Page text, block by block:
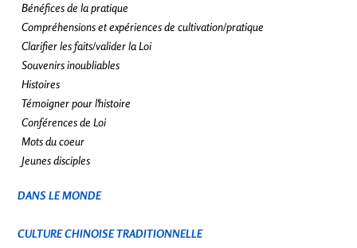
Bénéfices de la pratique
Compréhensions et expériences de cultivation/pratique
Clarifier les faits/valider la Loi
Souvenirs inoubliables
Histoires
Témoigner pour l'histoire
Conférences de Loi
Mots du coeur
Jeunes disciples
DANS LE MONDE
CULTURE CHINOISE TRADITIONNELLE